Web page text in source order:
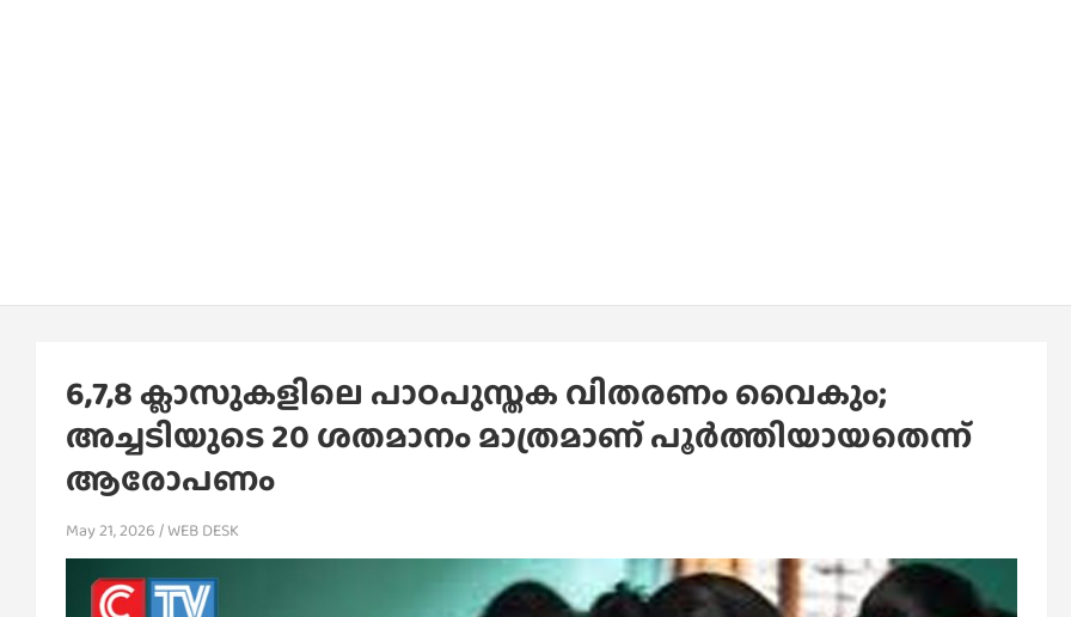
6,7,8 ക്ലാസുകളിലെ പാഠപുസ്തക വിതരണം വൈകും;
അച്ചടിയുടെ 20 ശതമാനം മാത്രമാണ് പൂർത്തിയായതെന്ന്
ആരോപണം
May 21, 2026 WEB DESK